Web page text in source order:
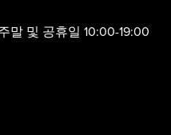
말 및 공휴일 10:00-19:00